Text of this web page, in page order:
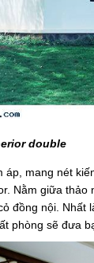
double
áp, mang nét
Nằm giữa
đồng nội. Nhất
phòng sẽ đưa